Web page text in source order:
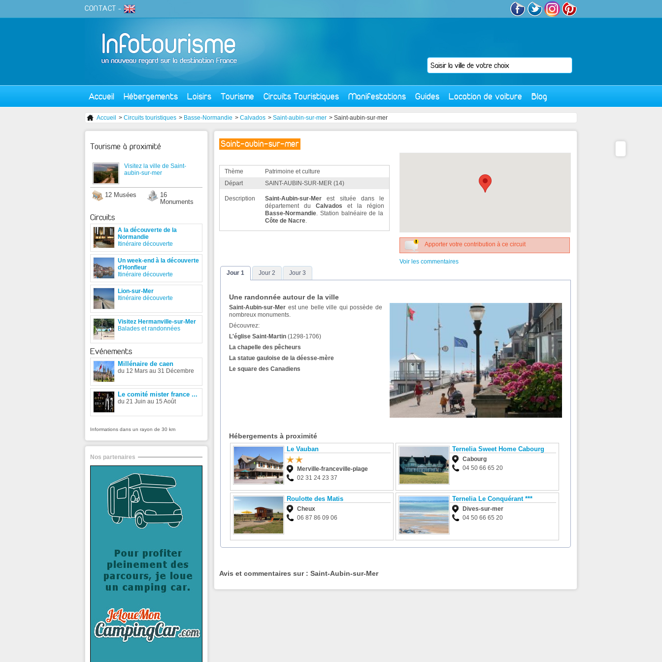
CONTACT -
Accueil Hébergements Loisirs Tourisme Circuits Touristiques Manifestations Guides Location de voiture Blog
Accueil > Circuits touristiques > Basse-Normandie > Calvados > Saint-aubin-sur-mer > Saint-aubin-sur-mer
Saint-aubin-sur-mer
Thème
Patrimoine et culture
Départ
SAINT-AUBIN-SUR-MER (14)
Description Saint-Aubin-sur-Mer est située dans le
département du Calvados et la région
Basse-Normandie. Station balnéaire de la
Côte de Nacre.
Apporter votre contribution à ce circuit
Voir les commentaires
Jour 1
Jour 2 Jour 3
Une randonnée autour de la ville
Saint-Aubin-sur-Mer est une belle ville qui possède de
nombreux monuments.
Découvrez:
L'église Saint-Martin (1298-1706)
La chapelle des pêcheurs
La statue gauloise de la déesse-mère
Le square des Canadiens
Hébergements à proximité
Le Vauban
Merville-franceville-plage
02 31 24 23 37
Ternelia Sweet Home Cabourg
Cabourg
04 50 66 65 20
Roulotte des Matis
Cheux
06 87 86 09 06
Ternelia Le Conquérant ***
Dives-sur-mer
04 50 66 65 20
Avis et commentaires sur : Saint-Aubin-sur-Mer
Tourisme à proximité
Visitez la ville de Saint-
aubin-sur-mer
12 Musées
16
Monuments
Circuits
A la découverte de la
Normandie
Itinéraire découverte
Un week-end à la découverte
d'Honfleur
Itinéraire découverte
Lion-sur-Mer
Itinéraire découverte
Visitez Hermanville-sur-Mer
Balades et randonnées
Evénements
Millénaire de caen
du 12 Mars au 31 Décembre
Le comité mister france ...
du 21 Juin au 15 Août
Informations dans un rayon de 30 km
Nos partenaires